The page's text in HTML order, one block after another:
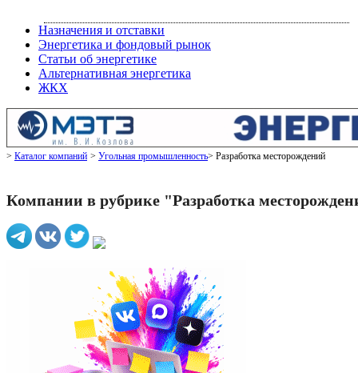
Назначения и отставки
Энергетика и фондовый рынок
Статьи об энергетике
Альтернативная энергетика
ЖКХ
Каталог компаний Угольная промышленность Разработка месторождений
Компании в рубрике "Разработка